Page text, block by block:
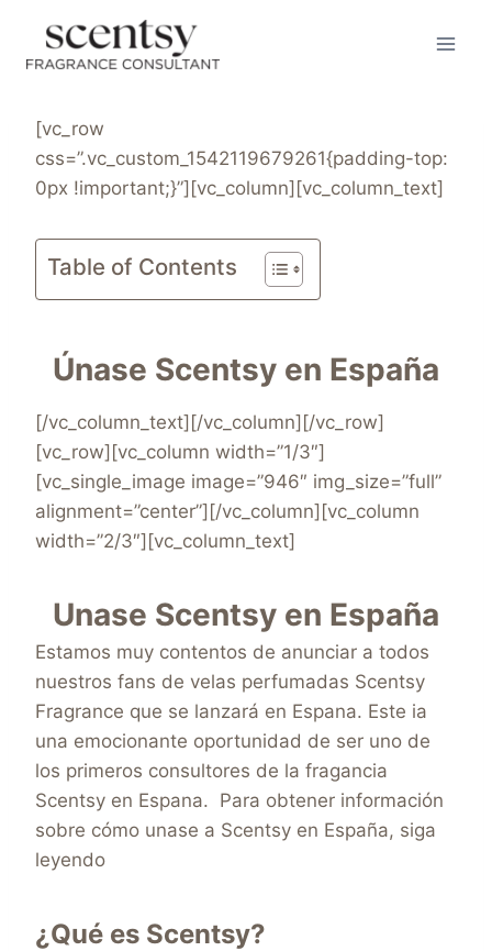
content
[vc_row
css=”.vc_custom_1542119679261{padding-top:
0px !important;}”][vc_column][vc_column_text]
Table of Contents
Únase Scentsy en España
[/vc_column_text][/vc_column][/vc_row]
[vc_row][vc_column width=”1/3″]
[vc_single_image image=”946″ img_size=”full”
alignment=”center”][/vc_column][vc_column
width=”2/3″][vc_column_text]
Unase Scentsy en España
Estamos muy contentos de anunciar a todos
nuestros fans de velas perfumadas Scentsy
Fragrance que se lanzará en Espana. Este ia
una emocionante oportunidad de ser uno de
los primeros consultores de la fragancia
Scentsy en Espana. Para obtener información
sobre cómo unase a Scentsy en España, siga
leyendo
¿Qué es Scentsy?